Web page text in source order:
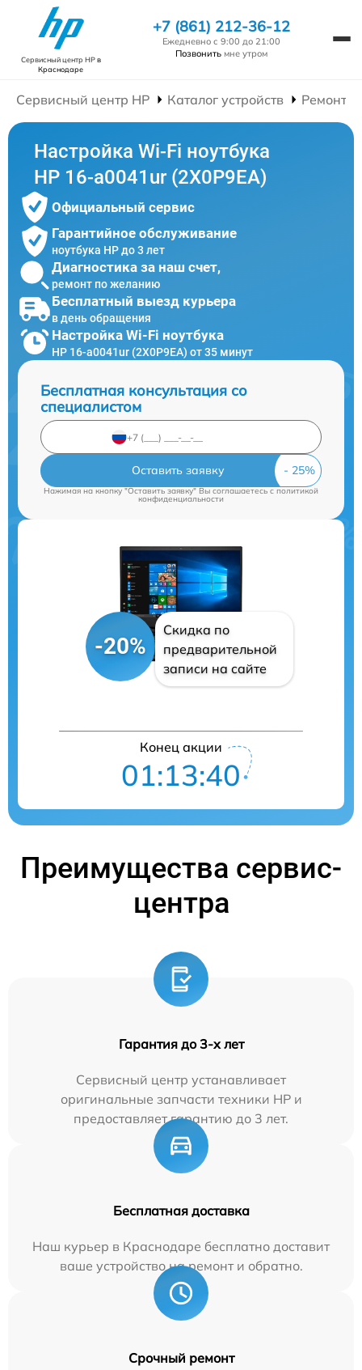
Сервисный центр HPв
Краснодаре
+7 (861) 212-36-12
Ежедневно с 9:00 до 21:00
Позвонить мне утром
Сервисный центр HP Каталог устройств Ремонт
Настройка Wi-Fi ноутбука
HP 16-a0041ur (2X0P9EA)
Официальный сервис
Гарантийное обслуживание
ноутбука HP до 3 лет
Диагностика за наш счет,
ремонт по желанию
Бесплатный выезд курьера
в день обращения
Настройка Wi-Fi ноутбука
HP 16-a0041ur (2X0P9EA) от 35 минут
Бесплатная консультация со
специалистом
Оставить заявку
Нажимая на кнопку "Оставить заявку" Вы соглашаетесь cполитикой
конфиденциальности
-20%
Скидка по
предварительной
записи на сайте
Конец акции
01:13:39
Преимущества сервис-
центра
Гарантия до 3-х лет
Сервисный центр устанавливает
оригинальные запчасти техники HP и
предоставляет гарантию до 3 лет.
Бесплатная доставка
Наш курьер в Краснодаре бесплатно доставит
ваше устройство на ремонт и обратно.
Срочный ремонт